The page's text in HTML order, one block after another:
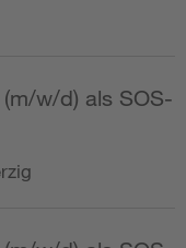
w/d) als SOS-